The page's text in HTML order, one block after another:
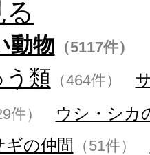
動物 （5117件）
う類 （464件）
件）
ウシ・シカ
ギの仲間 （51件）